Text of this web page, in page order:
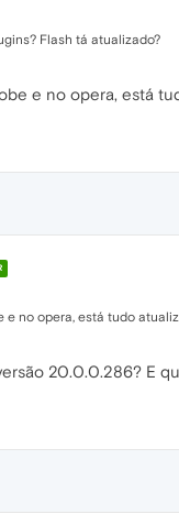
Flash tá atualizado?
e no opera, está
no opera, está tudo
20.0.0.286? E